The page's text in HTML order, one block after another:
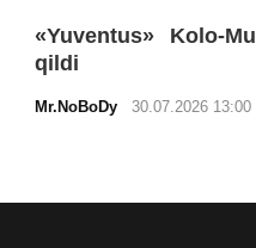
«Yuventus» Kolo-
qildi
Mr.NoBoDy 30.07.2026 13:00